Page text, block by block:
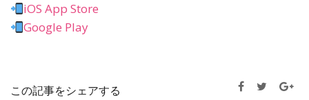
iOS App Store
Google Play
この記事をシェアする